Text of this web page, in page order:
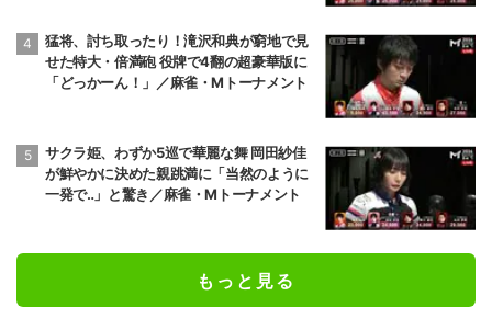
猛将、討ち取ったり！滝沢和典が窮地で見
せた特大・倍満砲 役牌で4翻の超豪華版に
「どっかーん！」／麻雀・Mトーナメント
サクラ姫、わずか5巡で華麗な舞 岡田紗佳
が鮮やかに決めた親跳満に「当然のように
一発で‥」と驚き／麻雀・Mトーナメント
もっと見る